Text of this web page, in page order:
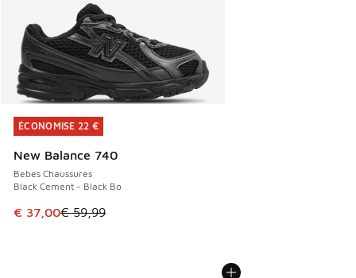
ÉCONOMISE 22 €
New Balance 740
Bebes Chaussures
Black Cement - Black Bo
Cet article est en promotion. Prix en baisse de € 59,99 à
€ 37,00€ 59,99
ÉCONOMISE 22 €